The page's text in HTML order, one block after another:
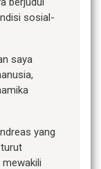
sosial-
saya
yang
turut